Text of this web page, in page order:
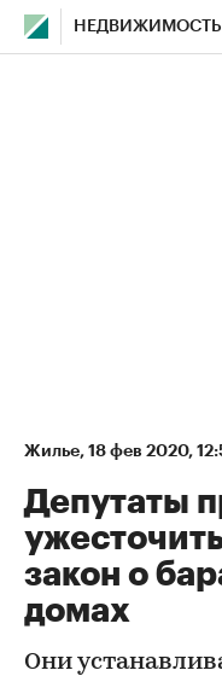
НЕДВИЖИМОСТЬ
Жилье⁠, 18 фев 2020,
Депутаты
закон о
домах
Они